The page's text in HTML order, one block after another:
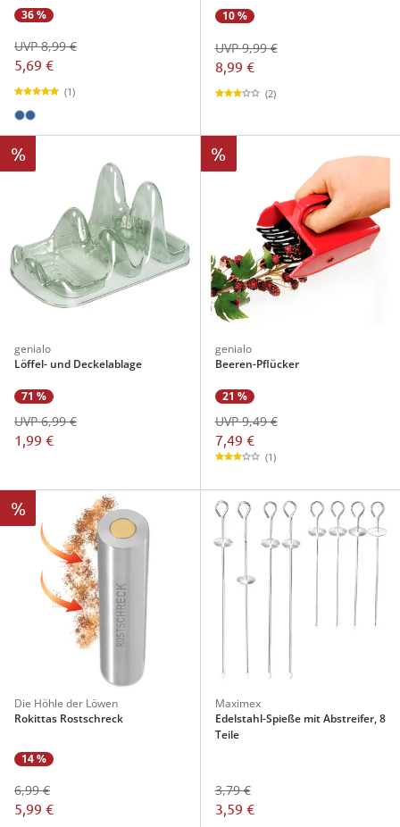
36 %
5,69 €
UVP 8,99 €
(1)
10 %
8,99 €
UVP 9,99 €
(2)
%
genialo
Löffel- und Deckelablage
71 %
1,99 €
UVP 6,99 €
%
genialo
Beeren-Pflücker
21 %
7,49 €
UVP 9,49 €
(1)
%
Die Höhle der Löwen
Rokittas Rostschreck
14 %
6,99 €
5,99 €
Maximex
Edelstahl-Spieße mit Abstreifer, 8
Teile
3,79 €
3,59 €